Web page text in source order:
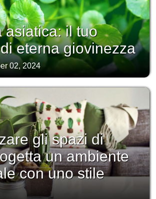
asiatica: il tuo
eterna giovinezza
02, 2024
gli spazi di
un ambiente
con uno stile